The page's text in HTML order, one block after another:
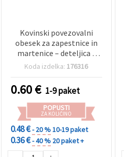
Kovinski povezovalni
obesek za zapestnice in
martenice – deteljica s
kristali, v zlati barvi,
mm – 2 kosa
Koda izdelka: 176316
0.60€ 1-9 paket
POPUSTI
ZA KOLIČINO
0.48 €- 20 %10-19 paket
0.36 €- 40 % 20 paket +